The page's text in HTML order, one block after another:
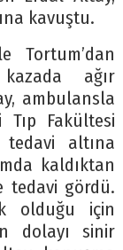
kavuştu.
Tortum’dan
ağır
ambulansla
Fakültesi
tedavi altına
kaldıktan
tedavi gördü.
olduğu için
dolayı sinir